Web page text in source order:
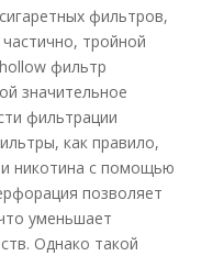
фильтров,
тройной
фильтр
значительное
фильтрации
как правило,
никотина с помощью
позволяет
уменьшает
Однако такой